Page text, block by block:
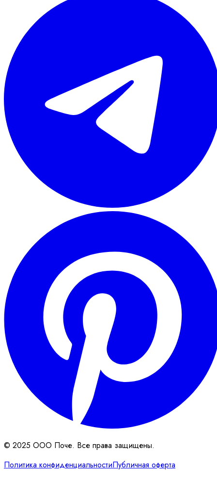
© 2025 ООО Поче. Все права защищены.
Политика конфиденциальностиПубличная оферта